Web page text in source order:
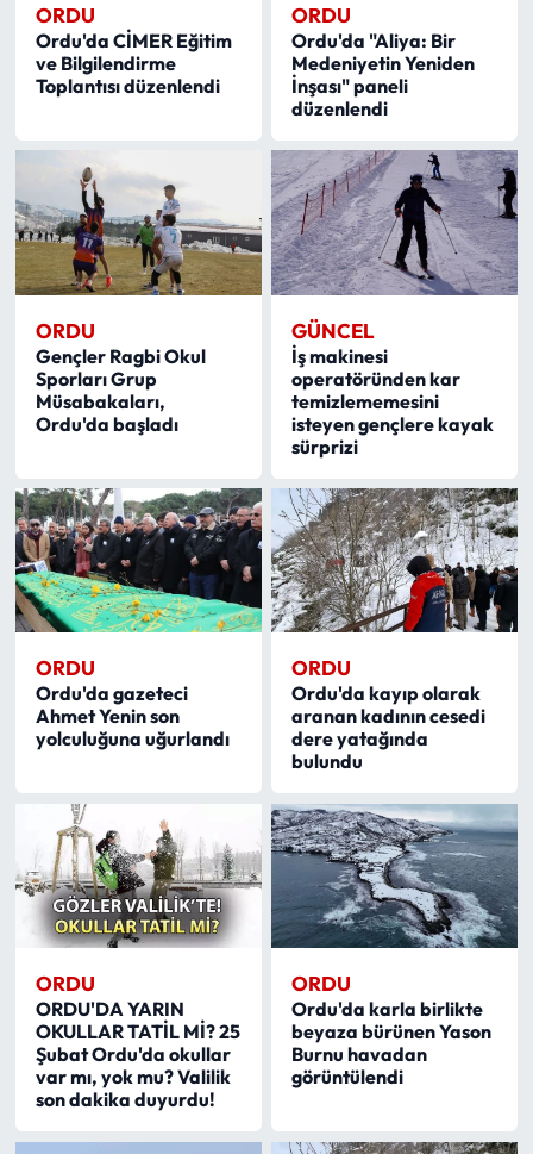
ORDU
Ordu'da CİMER Eğitim
ve Bilgilendirme
Toplantısı düzenlendi
ORDU
Ordu'da "Aliya: Bir
Medeniyetin Yeniden
İnşası" paneli
düzenlendi
ORDU
Gençler Ragbi Okul
Sporları Grup
Müsabakaları,
Ordu'da başladı
GÜNCEL
İş makinesi
operatöründen kar
temizlememesini
isteyen gençlere kayak
sürprizi
ORDU
Ordu'da gazeteci
Ahmet Yenin son
yolculuğuna uğurlandı
ORDU
Ordu'da kayıp olarak
aranan kadının cesedi
dere yatağında
bulundu
ORDU
ORDU'DA YARIN
OKULLAR TATİL Mİ? 25
Şubat Ordu'da okullar
var mı, yok mu? Valilik
son dakika duyurdu!
ORDU
Ordu'da karla birlikte
beyaza bürünen Yason
Burnu havadan
görüntülendi